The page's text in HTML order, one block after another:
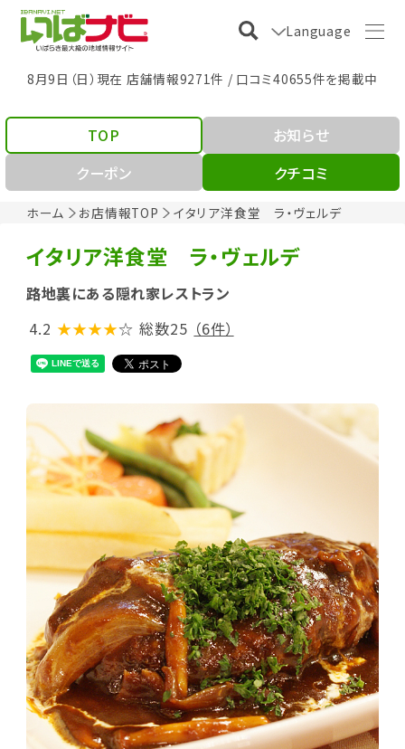
Language
8月9日（日）現在 店舗情報9271件 / 口コミ40655件を掲載中
ホーム お店情報TOP イタリア洋食堂 ラ・ヴェルデ
TOP
お知らせ
クーポン
クチコミ
イタリア洋食堂 ラ・ヴェルデ
路地裏にある隠れ家レストラン
4.2 ★★★★☆ 総数25 （6件）